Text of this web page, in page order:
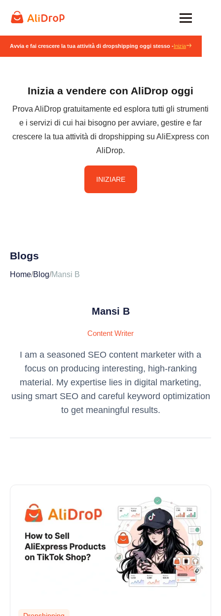
Avvia e fai crescere la tua attività di dropshipping oggi stesso -Inizia
Inizia a vendere con AliDrop oggi
Prova AliDrop gratuitamente ed esplora tutti gli strumenti
e i servizi di cui hai bisogno per avviare, gestire e far
crescere la tua attività di dropshipping su AliExpress con
AliDrop.
INIZIARE
Blogs
Home/Blog/Mansi B
Mansi B
Content Writer
I am a seasoned SEO content marketer with a
focus on producing interesting, high-ranking
material. My expertise lies in digital marketing,
using smart SEO and careful keyword optimization
to get meaningful results.